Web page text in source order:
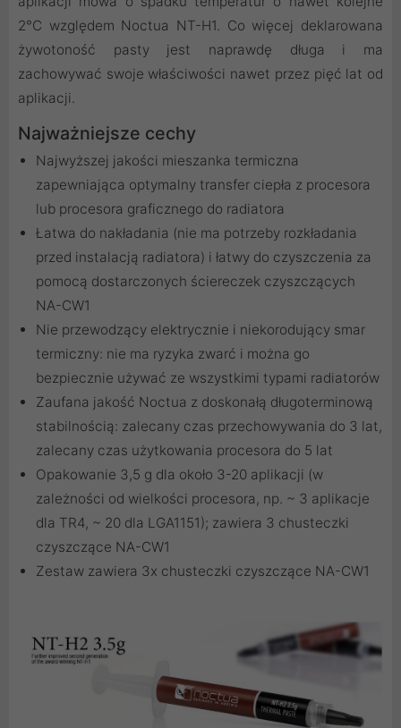
2°C względem Noctua NT-H1. Co więcej deklarowana
żywotoność pasty jest naprawdę długa i ma
zachowywać swoje właściwości nawet przez pięć lat od
aplikacji.
Najważniejsze cechy
Najwyższej jakości mieszanka termiczna
zapewniająca optymalny transfer ciepła z procesora
lub procesora graficznego do radiatora
Łatwa do nakładania (nie ma potrzeby rozkładania
przed instalacją radiatora) i łatwy do czyszczenia za
pomocą dostarczonych ściereczek czyszczących
NA-CW1
Nie przewodzący elektrycznie i niekorodujący smar
termiczny: nie ma ryzyka zwarć i można go
bezpiecznie używać ze wszystkimi typami radiatorów
Zaufana jakość Noctua z doskonałą długoterminową
stabilnością: zalecany czas przechowywania do 3 lat,
zalecany czas użytkowania procesora do 5 lat
Opakowanie 3,5 g dla około 3-20 aplikacji (w
zależności od wielkości procesora, np. ~ 3 aplikacje
dla TR4, ~ 20 dla LGA1151); zawiera 3 chusteczki
czyszczące NA-CW1
Zestaw zawiera 3x chusteczki czyszczące NA-CW1